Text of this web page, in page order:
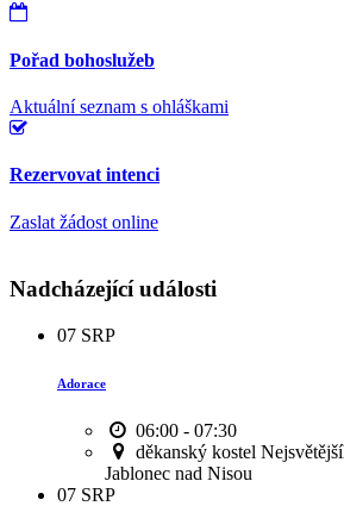
Pořad bohoslužeb
Aktuální seznam s ohláškami
Rezervovat intenci
Zaslat žádost online
Nadcházející události
07 SRP
Adorace
06:00 - 07:30
děkanský kostel
Jablonec nad Nisou
07 SRP